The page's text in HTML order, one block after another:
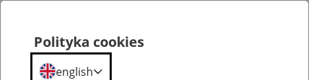
Polityka cookies
english